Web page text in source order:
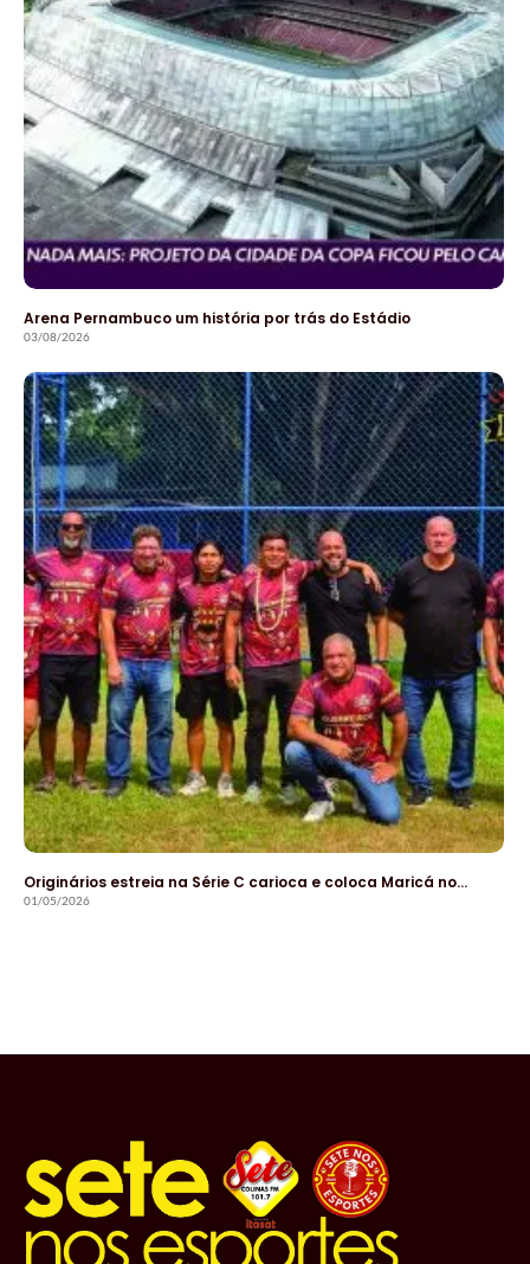
Arena Pernambuco um história por trás do Estádio
03/08/2026
Originários estreia na Série C carioca e coloca Maricá no…
01/05/2026